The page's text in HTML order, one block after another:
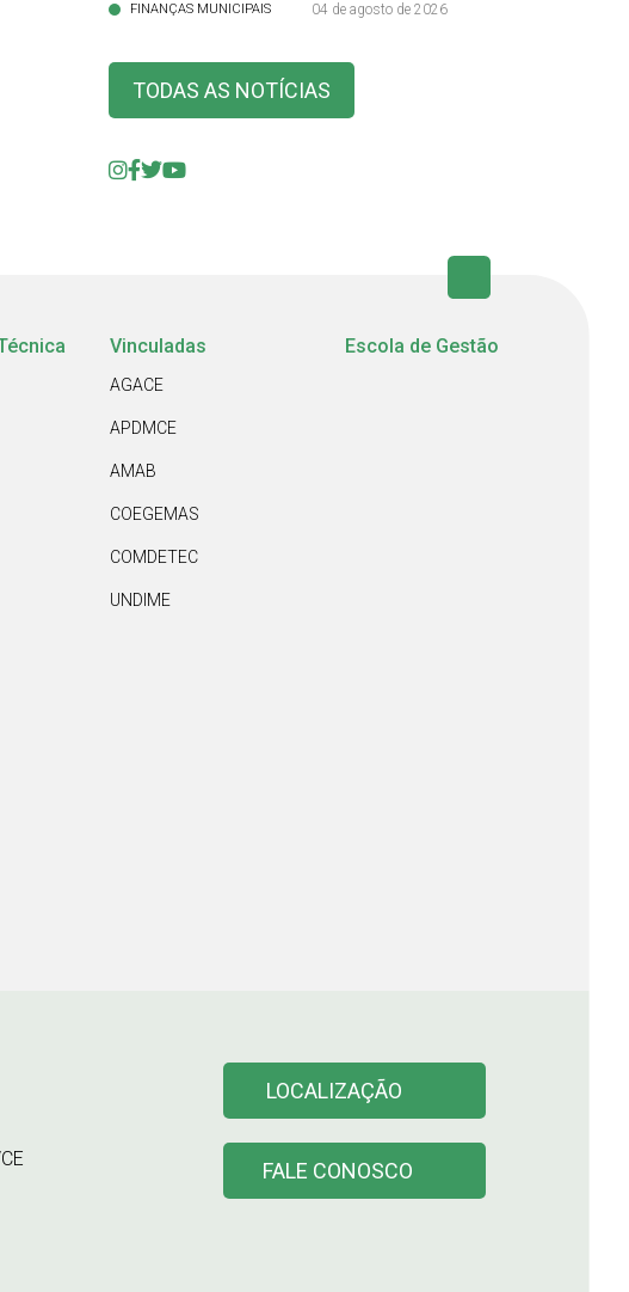
FINANÇAS MUNICIPAIS 04 de agosto de 2026
TODAS AS NOTÍCIAS
Vinculadas
AGACE
APDMCE
AMAB
COEGEMAS
COMDETEC
UNDIME
Escola de Gestão
LOCALIZAÇÃO
FALE CONOSCO